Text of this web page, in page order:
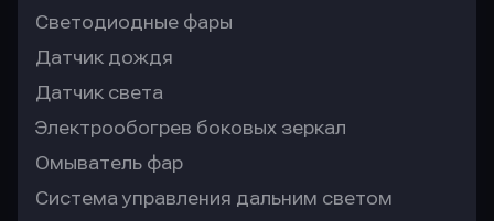
Светодиодные фары
Датчик дождя
Датчик света
Электрообогрев боковых зеркал
Омыватель фар
Система управления дальним светом